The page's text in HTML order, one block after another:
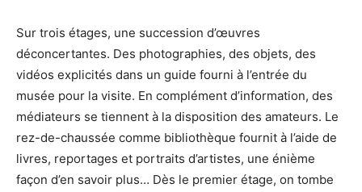
Sur trois étages, une succession d’œuvres
déconcertantes. Des photographies, des objets, des
vidéos explicités dans un guide fourni à l’entrée du
musée pour la visite. En complément d’information, des
médiateurs se tiennent à la disposition des amateurs. Le
rez-de-chaussée comme bibliothèque fournit à l’aide de
livres, reportages et portraits d’artistes, une énième
façon d’en savoir plus… Dès le premier étage, on tombe